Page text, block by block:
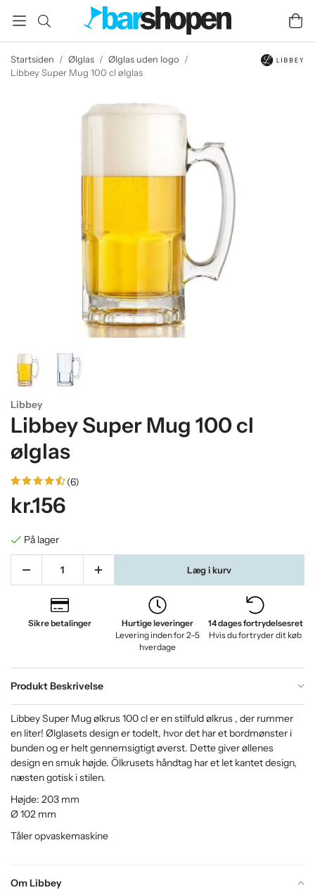
Startsiden / Ølglas / Ølglas uden logo /
Libbey Super Mug 100 cl ølglas
Libbey
Libbey Super Mug 100 cl
ølglas
(6)
kr.156
På lager
Læg i kurv
Sikre betalinger
Hurtige leveringer
Levering inden for 2–5
hverdage
14 dages fortrydelsesret
Hvis du fortryder dit køb
Produkt Beskrivelse
Om Libbey
Libbey Super Mug ølkrus 100 cl er en stilfuld ølkrus , der rummer
en liter! Ølglasets design er todelt, hvor det har et bordmønster i
bunden og er helt gennemsigtigt øverst. Dette giver øllenes
design en smuk højde. Ölkrusets håndtag har et let kantet design,
næsten gotisk i stilen.
Højde: 203 mm
Ø 102 mm
Tåler opvaskemaskine